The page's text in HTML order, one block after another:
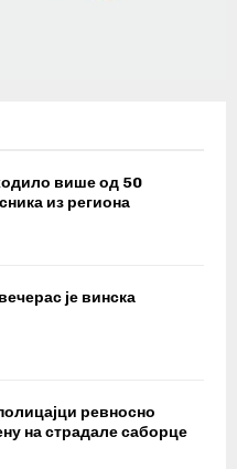
више од 50
из региона
је винска
ревносно
на страдале саборце